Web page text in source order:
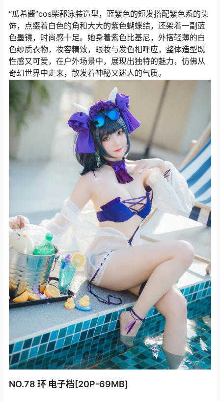
“瓜希酱”cos柴郡泳装造型，蓝紫色的短发搭配紫色系的头
饰，点缀着白色的角和大大的紫色蝴蝶结，还架着一副蓝
色墨镜，时尚感十足。她身着紫色比基尼，外搭轻薄的白
色纱质衣物，妆容精致，眼妆与发色相呼应，整体造型既
性感又可爱，在户外场景中，展现出独特的魅力，仿佛从
奇幻世界中走来，散发着神秘又迷人的气质。
NO.78 环 电子档[20P-69MB]